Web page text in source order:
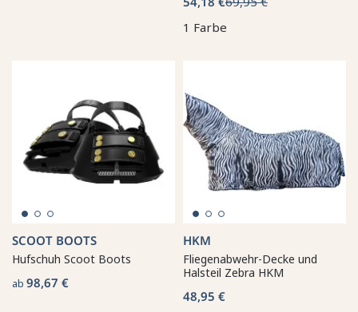
1 Farbe
SCOOT BOOTS
Hufschuh Scoot Boots
ab 98,67 €
HKM
Fliegenabwehr-Decke und
Halsteil Zebra HKM
48,95 €